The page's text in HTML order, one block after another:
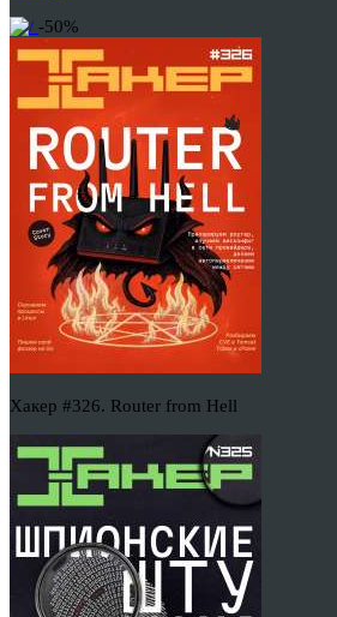
-50%
Хакер #326. Router from Hell